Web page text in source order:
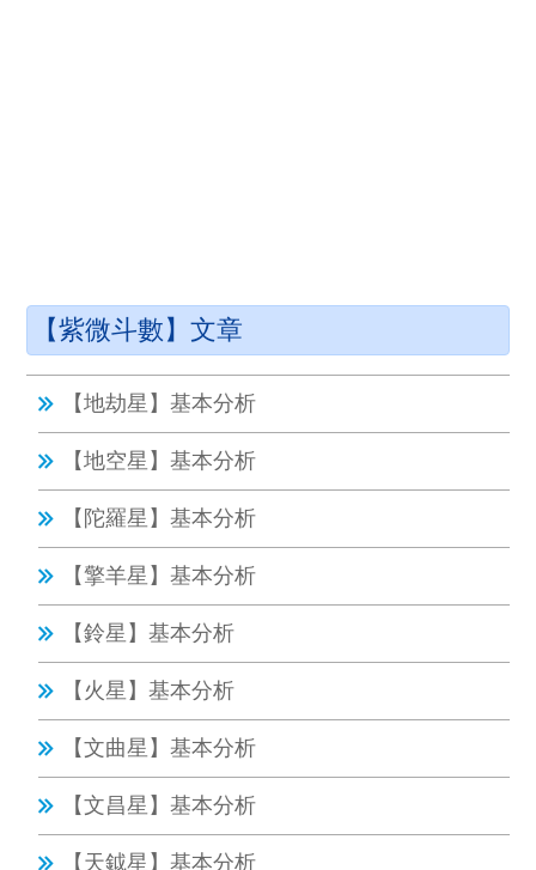
【紫微斗數】文章
【地劫星】基本分析
【地空星】基本分析
【陀羅星】基本分析
【擎羊星】基本分析
【鈴星】基本分析
【火星】基本分析
【文曲星】基本分析
【文昌星】基本分析
【天鉞星】基本分析